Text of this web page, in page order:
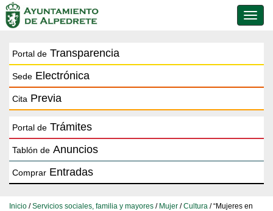
de
Portal de Transparencia
Sede Electrónica
Cita Previa
Portal de Trámites
Tablón de Anuncios
Comprar Entradas
Inicio /Servicios sociales, familia y mayores / Mujer /Cultura / “Mujeres en